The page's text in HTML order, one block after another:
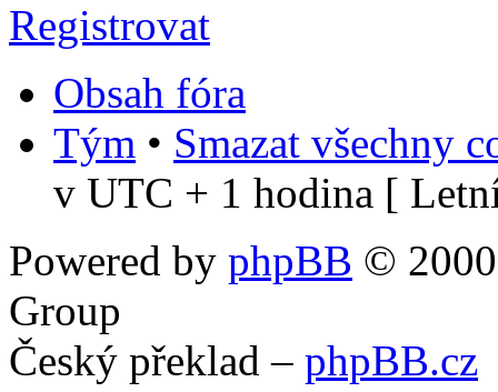
Registrovat
Obsah fóra
Tým • Smazat všechny
v UTC + 1 hodina [
Powered by phpBB ©
Group
Český překlad – phpBB.cz